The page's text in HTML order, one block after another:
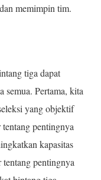
memimpin tim.
tiga dapat
semua. Pertama, kita
yang objektif
pentingnya
kapasitas
pentingnya